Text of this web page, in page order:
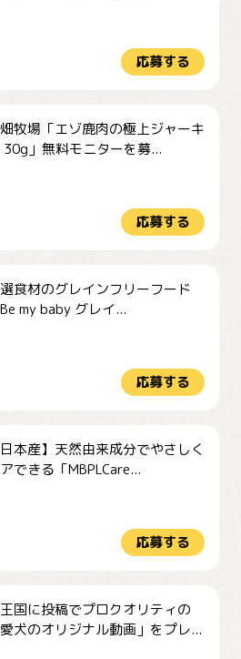
応募する
牧場「エゾ鹿肉の極上ジャーキ
30g」無料モニターを募...
応募する
食材のグレインフリーフード
Be my baby グレイ...
応募する
日本産】天然由来成分でやさしく
できる「MBPLCare...
応募する
国に投稿でプロクオリティの
愛犬のオリジナル動画」をプレ...